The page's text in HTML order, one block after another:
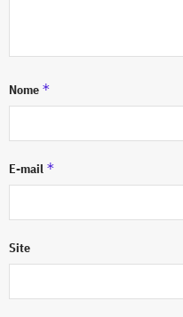
Nome *
E-mail *
Site